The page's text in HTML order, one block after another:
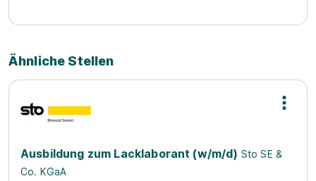
Ähnliche Stellen
Ausbildung zum Lacklaborant (w/m/d) Sto SE &
Co. KGaA